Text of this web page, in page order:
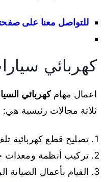
للتواصل معنا على
كهربائي
اعمال مهامكهربائي
ثلاثة مجالات رئيسية هي:
تصليح قطع كهربائية
تركيب أنظمة ومعدات
القيام بأعمال الصيانة